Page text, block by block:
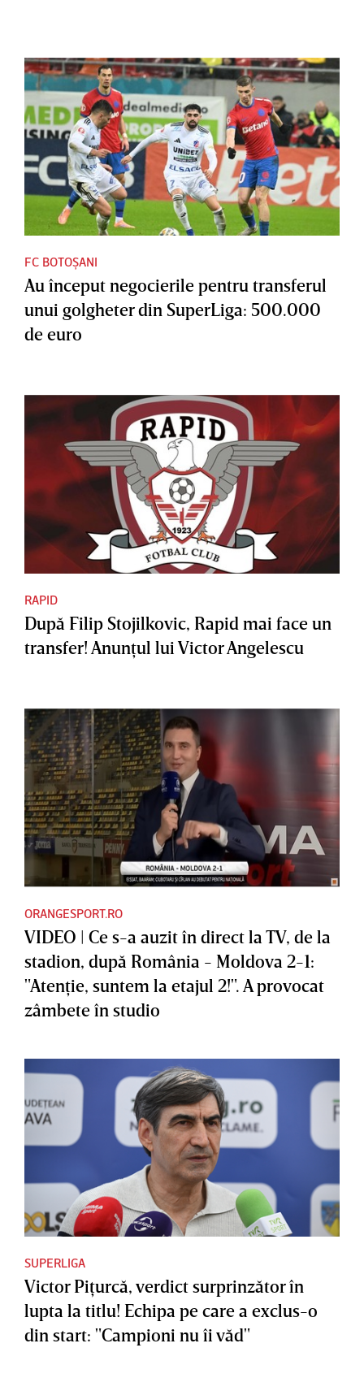
FC BOTOȘANI
Au început negocierile pentru transferul
unui golgheter din SuperLiga: 500.000
de euro
RAPID
După Filip Stojilkovic, Rapid mai face un
transfer! Anunţul lui Victor Angelescu
ORANGESPORT.RO
VIDEO | Ce s-a auzit în direct la TV, de la
stadion, după România - Moldova 2-1:
"Atenţie, suntem la etajul 2!". A provocat
zâmbete în studio
SUPERLIGA
Victor Piţurcă, verdict surprinzător în
lupta la titlu! Echipa pe care a exclus-o
din start: "Campioni nu îi văd"